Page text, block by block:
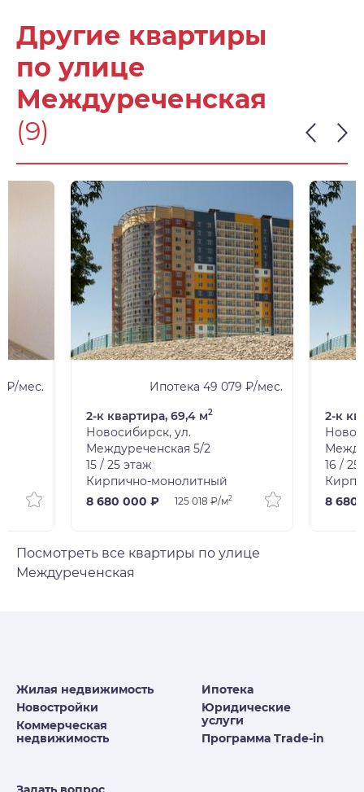
Другие квартиры
по улице
Междуреченская
(9)
₽/мес.
Ипотека 49 079 ₽/мес.
2-к квартира, 69,4 м2
Новосибирск, ул.
Междуреченская 5/2
15 / 25 этаж
Кирпично-монолитный
8 680 000 ₽
125 018 ₽/м2
2-к
16 /
8 680
Посмотреть все квартиры по улице
Междуреченская
Жилая недвижимость
Новостройки
Коммерческая
недвижимость
Ипотека
Юридические
услуги
Программа Trade-in